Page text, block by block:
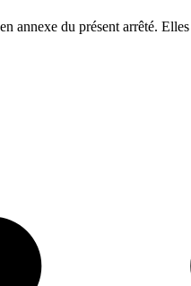
annexe du présent arrêté.